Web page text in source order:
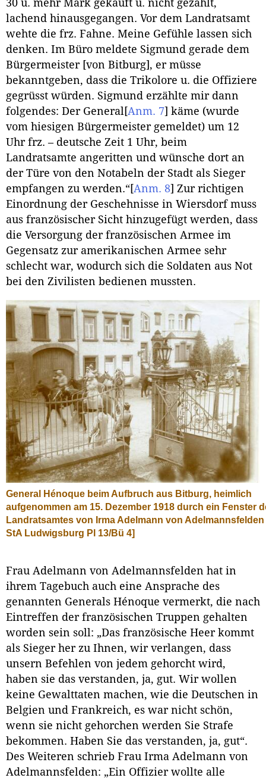
30 u. mehr Mark gekauft u. nicht gezahlt,
lachend hinausgegangen. Vor dem Landratsamt
wehte die frz. Fahne. Meine Gefühle lassen sich
denken. Im Büro meldete Sigmund gerade dem
Bürgermeister [von Bitburg], er müsse
bekanntgeben, dass die Trikolore u. die Offiziere
gegrüsst würden. Sigmund erzählte mir dann
folgendes: Der General[Anm. 7] käme (wurde
vom hiesigen Bürgermeister gemeldet) um 12
Uhr frz. – deutsche Zeit 1 Uhr, beim
Landratsamte angeritten und wünsche dort an
der Türe von den Notabeln der Stadt als Sieger
empfangen zu werden.“[Anm. 8] Zur richtigen
Einordnung der Geschehnisse in Wiersdorf muss
aus französischer Sicht hinzugefügt werden, dass
die Versorgung der französischen Armee im
Gegensatz zur amerikanischen Armee sehr
schlecht war, wodurch sich die Soldaten aus Not
bei den Zivilisten bedienen mussten.
General Hénoque beim Aufbruch aus Bitburg, heimlich
aufgenommen am 15. Dezember 1918 durch ein Fenster
Landratsamtes von Irma Adelmann von Adelmannsfelden
StA Ludwigsburg Pl 13/Bü 4]
Frau Adelmann von Adelmannsfelden hat in
ihrem Tagebuch auch eine Ansprache des
genannten Generals Hénoque vermerkt, die nach
Eintreffen der französischen Truppen gehalten
worden sein soll: „Das französische Heer kommt
als Sieger her zu Ihnen, wir verlangen, dass
unsern Befehlen von jedem gehorcht wird,
haben sie das verstanden, ja, gut. Wir wollen
keine Gewalttaten machen, wie die Deutschen in
Belgien und Frankreich, es war nicht schön,
wenn sie nicht gehorchen werden Sie Strafe
bekommen. Haben Sie das verstanden, ja, gut“.
Des Weiteren schrieb Frau Irma Adelmann von
Adelmannsfelden: „Ein Offizier wollte alle